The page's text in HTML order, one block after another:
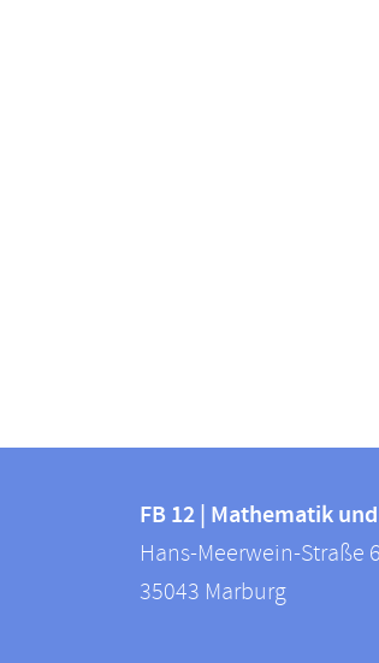
Informationen
FB
12
FB 12 | Mathematik
Hans-Meerwein-Straße 6
35043 Marburg